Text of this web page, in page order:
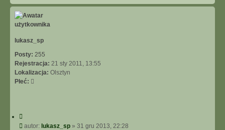
g
lukasz_sp
Posty: 255
Rejestracja: 21 sty 2011, 13:55
Lokalizacja: Olsztyn
Płeć:
yPautor: lukasz_sp » 31 gru 2013, 22:28